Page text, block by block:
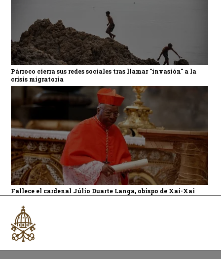
Párroco cierra sus redes sociales tras llamar "invasión" a la
crisis migratoria
Fallece el cardenal Júlio Duarte Langa, obispo de Xai-Xai